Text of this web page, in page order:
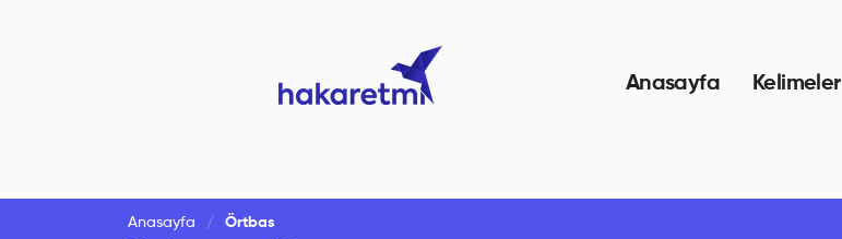
Anasayfa Kelimeler
Anasayfa Örtbas